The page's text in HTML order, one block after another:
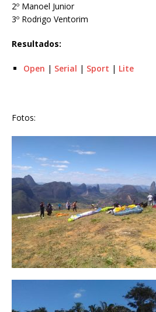
2º Manoel Junior
3º Rodrigo Ventorim
Resultados:
Open | Serial | Sport | Lite
Fotos: